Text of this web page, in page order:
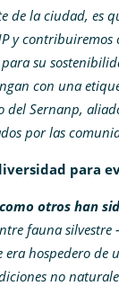
de la ciudad, es
y
su
con una
Sernanp,
por las
para
otros han
fauna silvestre
hospedero
no